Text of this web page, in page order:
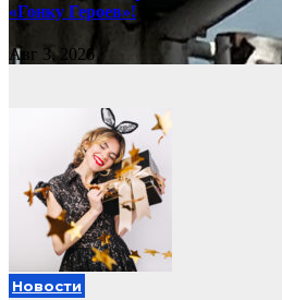
«Гонку Героев»!
Авг 3, 2026
Новости